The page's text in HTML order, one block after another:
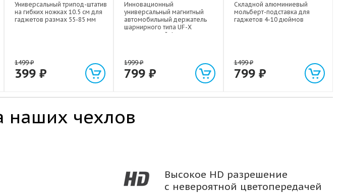
Универсальный трипод-штатив
на гибких ножках 10.5 см для
гаджетов размах 55-85 мм
1499₽
399 ₽
Инновационный
универсальный магнитный
автомобильный держатель
шарнирного типа UF-X
экстрасильной фиксации для
1999₽
799₽
Складной алюминиевый
мольберт-подставка для
гаджетов 4-10 дюймов
1499₽
799 ₽
наших чехлов
Высокое HD разрешение
с невероятной цветопередачей